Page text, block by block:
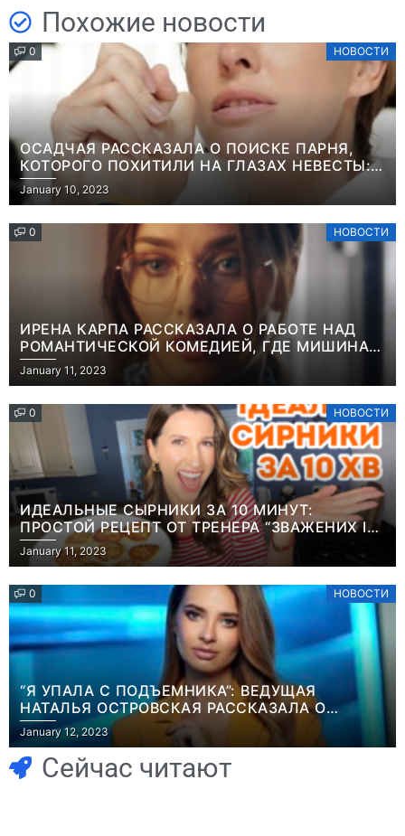
Похожие новости
0 НОВОСТИ
ОСАДЧАЯ РАССКАЗАЛА О ПОИСКЕ ПАРНЯ,
КОТОРОГО ПОХИТИЛИ НА ГЛАЗАХ НЕВЕСТЫ:
“ОН ВЕСЬ УДАР ПРИНЯЛ НА СЕБЯ”
January 10, 2023
0 НОВОСТИ
ИРЕНА КАРПА РАССКАЗАЛА О РАБОТЕ НАД
РОМАНТИЧЕСКОЙ КОМЕДИЕЙ, ГДЕ МИШИНА В
РОЛИ МАТЕРИ-ОДИНОЧКИ
January 11, 2023
0 НОВОСТИ
ИДЕАЛЬНЫЕ СЫРНИКИ ЗА 10 МИНУТ:
ПРОСТОЙ РЕЦЕПТ ОТ ТРЕНЕРА “ЗВАЖЕНИХ І
ЩАСЛИВИХ” АНИТЫ ЛУЦЕНКО
January 11, 2023
0 НОВОСТИ
“Я УПАЛА С ПОДЪЕМНИКА”: ВЕДУЩАЯ
НАТАЛЬЯ ОСТРОВСКАЯ РАССКАЗАЛА О
НЕПРИЯТНОМ ИНЦИДЕНТЕ В ЗИМНИХ
КАРПАТАХ
January 12, 2023
Сейчас читают
Игры
В Rust теперь
Игры
Часть геймеров
считает, что мы